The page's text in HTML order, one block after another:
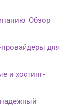
Обзор
провайдеры для
и хостинг-
надежный